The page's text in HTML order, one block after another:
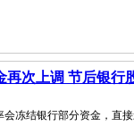
再次上调 节后银行
会冻结银行部分资金，直